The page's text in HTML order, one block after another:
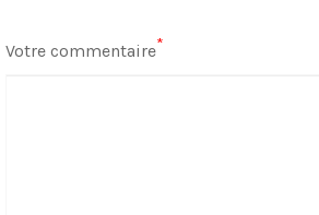
Votre commentaire*